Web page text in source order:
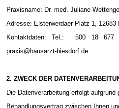
Praxisname: Dr. med. Juliane
Adresse: Elsterwerdaer Platz 1, 12683
Kontaktdaten: Tel.: 500 18
praxis@hausarzt-biesdorf.de
2. ZWECK DER
Die Datenverarbeitung erfolgt
Behandlungsvertrag zwischen Ihnen